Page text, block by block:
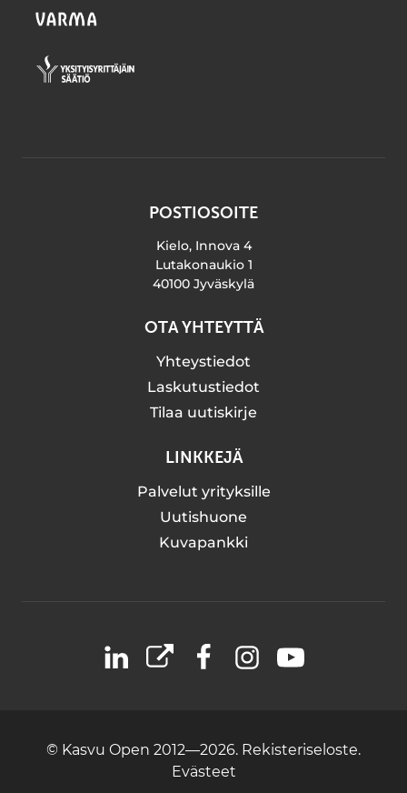
POSTIOSOITE
Kielo, Innova 4
Lutakonaukio 1
40100 Jyväskylä
OTA YHTEYTTÄ
Yhteystiedot
Laskutustiedot
Tilaa uutiskirje
LINKKEJÄ
Palvelut yrityksille
Uutishuone
Kuvapankki
LinkedIn
X FacebookInstagramYouTube
© Kasvu Open 2012—2026. Rekisteriseloste.
Evästeet